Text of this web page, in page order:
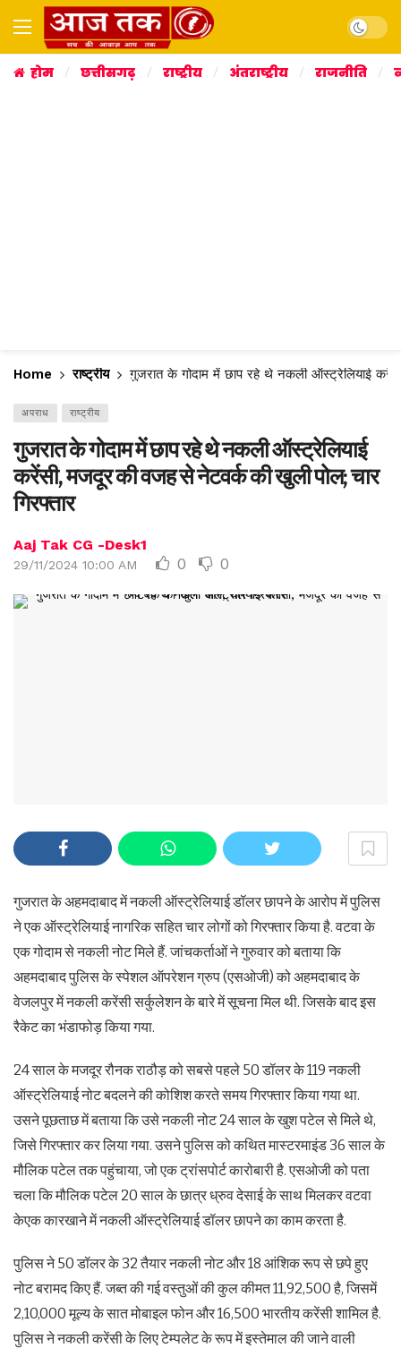
Dark
होम छत्तीसगढ़ राष्ट्रीय अंतराष्ट्रीय राजनीति
Home राष्ट्रीय गुजरात के गोदाम में छाप रहे थे नकली ऑस्ट्रेलियाई
अपराध राष्ट्रीय
गुजरात के गोदाम में छाप रहे थे नकली ऑस्ट्रेलियाई
करेंसी, मजदूर की वजह से नेटवर्क की खुली पोल; चार
गिरफ्तार
Aaj Tak CG -Desk1
29/11/2024 10:00 AM 0 0
गुजरात के अहमदाबाद में नकली ऑस्ट्रेलियाई डॉलर छापने के आरोप में पुलिस
ने एक ऑस्ट्रेलियाई नागरिक सहित चार लोगों को गिरफ्तार किया है. वटवा के
एक गोदाम से नकली नोट मिले हैं. जांचकर्ताओं ने गुरुवार को बताया कि
अहमदाबाद पुलिस के स्पेशल ऑपरेशन ग्रुप (एसओजी) को अहमदाबाद के
वेजलपुर में नकली करेंसी सर्कुलेशन के बारे में सूचना मिल थी. जिसके बाद इस
रैकेट का भंडाफोड़ किया गया.
24 साल के मजदूर रौनक राठौड़ को सबसे पहले 50 डॉलर के 119 नकली
ऑस्ट्रेलियाई नोट बदलने की कोशिश करते समय गिरफ्तार किया गया था.
उसने पूछताछ में बताया कि उसे नकली नोट 24 साल के खुश पटेल से मिले थे,
जिसे गिरफ्तार कर लिया गया. उसने पुलिस को कथित मास्टरमाइंड 36 साल के
मौलिक पटेल तक पहुंचाया, जो एक ट्रांसपोर्ट कारोबारी है. एसओजी को पता
चला कि मौलिक पटेल 20 साल के छात्र ध्रुव देसाई के साथ मिलकर वटवा
केएक कारखाने में नकली ऑस्ट्रेलियाई डॉलर छापने का काम करता है.
पुलिस ने 50 डॉलर के 32 तैयार नकली नोट और 18 आंशिक रूप से छपे हुए
नोट बरामद किए हैं. जब्त की गई वस्तुओं की कुल कीमत 11,92,500 है, जिसमें
2,10,000 मूल्य के सात मोबाइल फोन और 16,500 भारतीय करेंसी शामिल है.
पुलिस ने नकली करेंसी के लिए टेम्पलेट के रूप में इस्तेमाल की जाने वाली